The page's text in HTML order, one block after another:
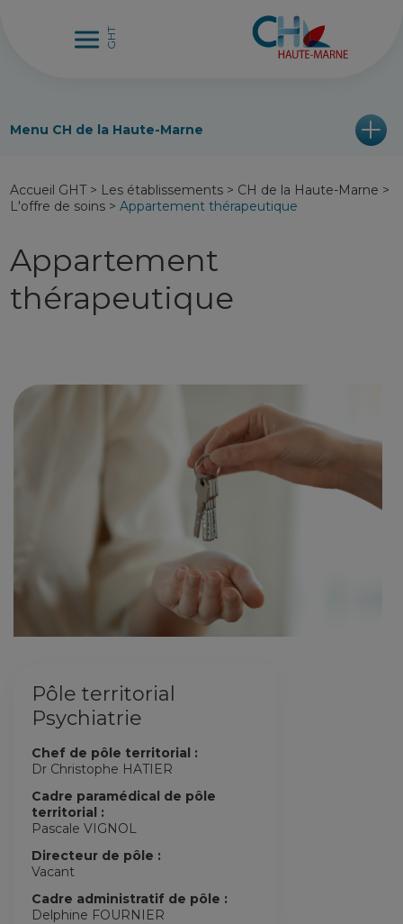
Menu CH de la Haute-Marne
Accueil GHT > Les établissements > CH de la Haute-Marne >
L'offre de soins >Appartement thérapeutique
Appartement
thérapeutique
Pôle territorial
Psychiatrie
Chef de pôle territorial :
Dr Christophe HATIER
Cadre paramédical de pôle
territorial :
Pascale VIGNOL
Directeur de pôle :
Vacant
Cadre administratif de pôle :
Delphine FOURNIER